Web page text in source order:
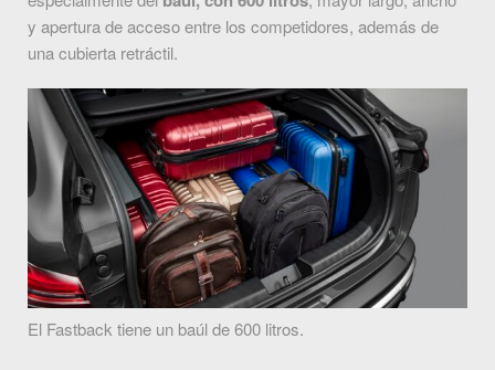
y apertura de acceso entre los competidores, además de
una cubierta retráctil.
El Fastback tiene un baúl de 600 litros.